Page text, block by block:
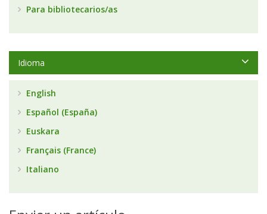
Para bibliotecarios/as
Idioma
English
Español (España)
Euskara
Français (France)
Italiano